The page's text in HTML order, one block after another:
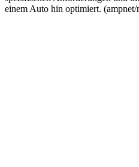
einem Auto hin optimiert. (ampnet/